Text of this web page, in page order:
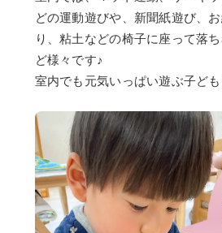
どの運動遊びや、新聞紙遊び、
り、粘土などの椅子に座って落
ど様々です♪
室内でも元気いっぱい遊ぶ子ども